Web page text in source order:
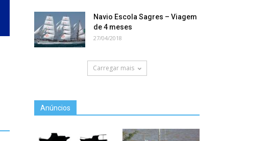
Navio Escola Sagres – Viagem
de 4 meses
27/04/2018
Carregar mais
Anúncios